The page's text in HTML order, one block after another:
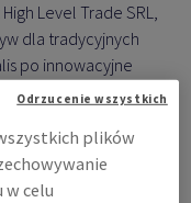
Level Trade SRL,
dla tradycyjnych
po innowacyjne
do stworzenia
Black.plików
w celu
Odrzucenie wszystkich